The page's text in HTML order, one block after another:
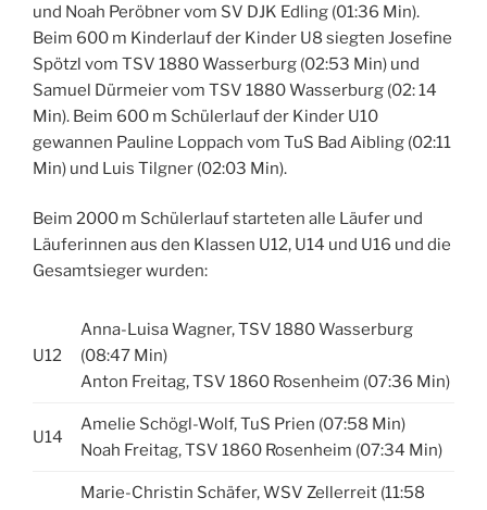
und Noah Peröbner vom SV DJK Edling (01:36 Min).
Beim 600 m Kinderlauf der Kinder U8 siegten Josefine
Spötzl vom TSV 1880 Wasserburg (02:53 Min) und
Samuel Dürmeier vom TSV 1880 Wasserburg (02: 14
Min). Beim 600 m Schülerlauf der Kinder U10
gewannen Pauline Loppach vom TuS Bad Aibling (02:11
Min) und Luis Tilgner (02:03 Min).
Beim 2000 m Schülerlauf starteten alle Läufer und
Läuferinnen aus den Klassen U12, U14 und U16 und die
Gesamtsieger wurden:
U12
Anna-Luisa Wagner, TSV 1880 Wasserburg
(08:47 Min)
Anton Freitag, TSV 1860 Rosenheim (07:36 Min)
U14
Amelie Schögl-Wolf, TuS Prien (07:58 Min)
Noah Freitag, TSV 1860 Rosenheim (07:34 Min)
Marie-Christin Schäfer, WSV Zellerreit (11:58